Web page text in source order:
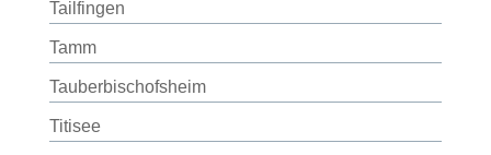
Tailfingen
Tamm
Tauberbischofsheim
Titisee